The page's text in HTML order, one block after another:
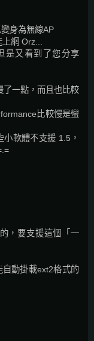
身為無線AP
網 Orz...
是又看到了您分享
了一點，而且也比較
比較慢是蠻
軟體不支援 1.5，
，要支援這個「一
自動掛載ext2格式的